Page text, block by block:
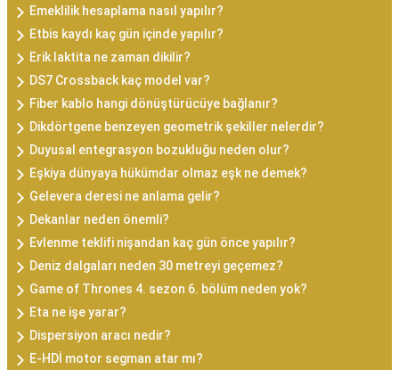
Emeklilik hesaplama nasıl yapılır?
Etbis kaydı kaç gün içinde yapılır?
Erik laktita ne zaman dikilir?
DS7 Crossback kaç model var?
Fiber kablo hangi dönüştürücüye bağlanır?
Dikdörtgene benzeyen geometrik şekiller nelerdir?
Duyusal entegrasyon bozukluğu neden olur?
Eşkiya dünyaya hükümdar olmaz eşk ne demek?
Gelevera deresi ne anlama gelir?
Dekanlar neden önemli?
Evlenme teklifi nişandan kaç gün önce yapılır?
Deniz dalgaları neden 30 metreyi geçemez?
Game of Thrones 4. sezon 6. bölüm neden yok?
Eta ne işe yarar?
Dispersiyon aracı nedir?
E-HDİ motor segman atar mı?